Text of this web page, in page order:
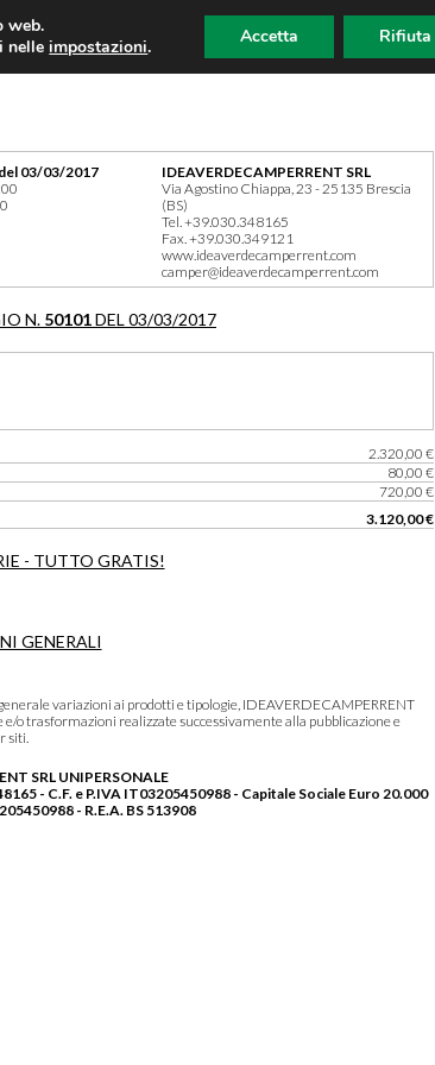
IDEAVERDECAMPERRENT SRL
Via Agostino Chiappa, 23 - 25135 Brescia
(BS)
Tel. +39.030.348165
Fax. +39.030.349121
www.ideaverdecamperrent.com
camper@ideaverdecamperrent.com
03/03/2017
N. 50101DEL 03/03/2017
2.320,00 €
80,00 €
720,00 €
3.120,00 €
- TUTTO GRATIS!
GENERALI
variazioni ai prodotti e tipologie, IDEAVERDECAMPERRENT
o trasformazioni realizzate successivamente alla pubblicazione e
siti.
SRL UNIPERSONALE
- C.F. e P.IVA IT03205450988 - Capitale Sociale Euro 20.000
- R.E.A. BS 513908
web.
nelleimpostazioni. Accetta Rifiuta